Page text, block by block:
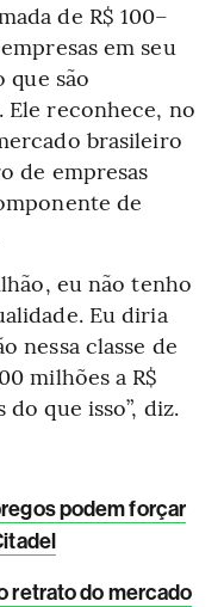
de R$ 100–
em seu
são
reconhece, no
brasileiro
de empresas
de
eu não tenho
Eu diria
nessa classe de
milhões a R$
que isso”, diz.
podem forçar
retrato do mercado